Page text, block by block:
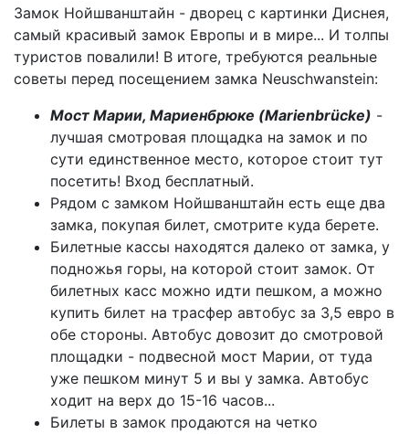
Замок Нойшванштайн - дворец с картинки Диснея,
самый красивый замок Европы и в мире... И толпы
туристов повалили! В итоге, требуются реальные
советы перед посещением замка Neuschwanstein:
Мост Марии, Мариенбрюке (Marienbrücke) -
лучшая смотровая площадка на замок и по
сути единственное место, которое стоит тут
посетить! Вход бесплатный.
Рядом с замком Нойшванштайн есть еще два
замка, покупая билет, смотрите куда берете.
Билетные кассы находятся далеко от замка, у
подножья горы, на которой стоит замок. От
билетных касс можно идти пешком, а можно
купить билет на трасфер автобус за 3,5 евро в
обе стороны. Автобус довозит до смотровой
площадки - подвесной мост Марии, от туда
уже пешком минут 5 и вы у замка. Автобус
ходит на верх до 15-16 часов...
Билеты в замок продаются на четко